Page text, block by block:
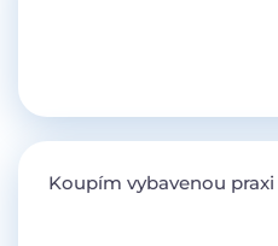
Koupím vybavenou praxi